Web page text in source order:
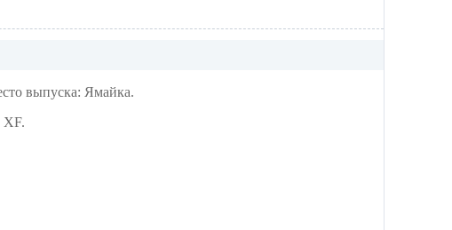
выпуска: Ямайка.
XF.